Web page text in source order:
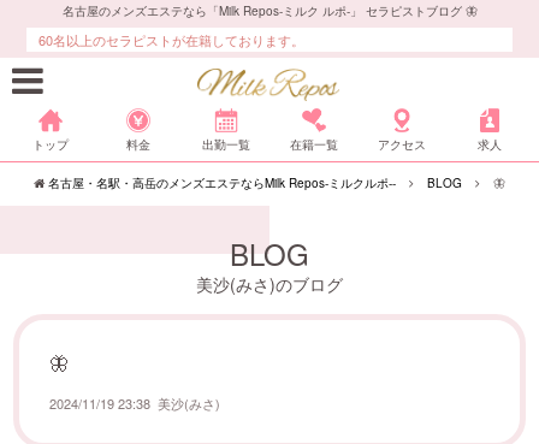
名古屋のメンズエステなら「Milk Repos-ミルク ルポ-」 セラピストブログ 🦋
60名以上のセラピストが在籍しております。
トップ 料金 出勤一覧 在籍一覧 アクセス 求人
名古屋・名駅・高岳のメンズエステならMilk Repos-ミルクルポ-- BLOG 🦋
BLOG
美沙(みさ)のブログ
🦋
2024/11/19 23:38 美沙(みさ)